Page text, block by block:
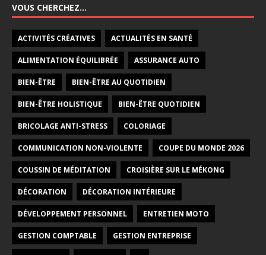
VOUS CHERCHEZ…
ACTIVITÉS CRÉATIVES ACTUALITÉS EN SANTÉ
ALIMENTATION ÉQUILIBRÉE ASSURANCE AUTO
BIEN-ÊTRE BIEN-ÊTRE AU QUOTIDIEN
BIEN-ÊTRE HOLISTIQUE BIEN-ÊTRE QUOTIDIEN
BRICOLAGE ANTI-STRESS COLORIAGE
COMMUNICATION NON-VIOLENTE COUPE DU MONDE 2026
COUSSIN DE MÉDITATION CROISIÈRE SUR LE MÉKONG
DÉCORATION DÉCORATION INTÉRIEURE
DÉVELOPPEMENT PERSONNEL ENTRETIEN MOTO
GESTION COMPTABLE GESTION ENTREPRISE